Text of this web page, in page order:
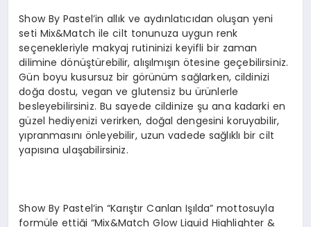
Show By Pastel’in allık ve aydınlatıcıdan oluşan yeni
seti Mix&Match ile cilt tonunuza uygun renk
seçenekleriyle makyaj rutininizi keyifli bir zaman
dilimine dönüştürebilir, alışılmışın ötesine geçebilirsiniz.
Gün boyu kusursuz bir görünüm sağlarken, cildinizi
doğa dostu, vegan ve glutensiz bu ürünlerle
besleyebilirsiniz. Bu sayede cildinize şu ana kadarki en
güzel hediyenizi verirken, doğal dengesini koruyabilir,
yıpranmasını önleyebilir, uzun vadede sağlıklı bir cilt
yapısına ulaşabilirsiniz.
Show By Pastel’in “Karıştır Canlan Işılda” mottosuyla
formüle ettiği “Mix&Match Glow Liquid Highlighter &